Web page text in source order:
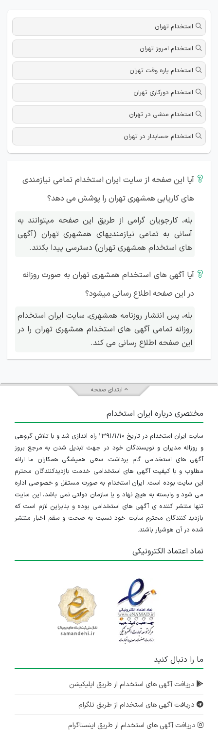
استخدام تهران
استخدام امروز تهران
استخدام پاره وقت تهران
استخدام دورکاری تهران
استخدام منشی در تهران
استخدام حسابدار در تهران
آیا این صفحه از سایت ایران استخدام تمامی نیازمندی
های کاریابی همشهری تهران را پوشش می دهد؟
بله، کارجویان گرامی از طریق این صفحه میتوانند به
آسانی به تمامی نیازمندیهای همشهری تهران (آگهی
های استخدام همشهری تهران) دسترسی پیدا بکنند.
آیا آگهی های استخدام همشهری تهران به صورت روزانه
در این صفحه اطلاع رسانی میشود؟
بله، پس انتشار روزنامه همشهری، سایت ایران استخدام
روزانه تمامی آگهی های استخدام همشهری تهران را در
این صفحه اطلاع رسانی می کند.
ابتدای صفحه
مختصری درباره ایران استخدام
سایت ایران استخدام در تاریخ ۱۳۹۱/۱/۱۰ راه اندازی شد و با تلاش گروهی
و روزانه مدیران و نویسندگان خود در جهت تبدیل شدن به مرجع بروز
آگهی های استخدامی گام برداشت. سعی همیشگی همکاران ما ارائه
مطلوب و با کیفیت آگهی های استخدامی خدمت بازدیدکنندگان محترم
این سایت بوده است. ایران استخدام به صورت مستقل و خصوصی اداره
می شود و وابسته به هیچ نهاد و یا سازمان دولتی نمی باشد، این سایت
تنها منتشر کننده ی آگهی های استخدامی بوده و بنابراین لازم است که
بازدید کنندگان محترم سایت خود نسبت به صحت و سقم اخبار منتشر
شده در آن هوشیار باشند.
نماد اعتماد الکترونیکی
ما را دنبال کنید
دریافت آگهی های استخدام از طریق اپلیکیشن
دریافت آگهی های استخدام از طریق تلگرام
دریافت آگهی های استخدام از طریق اینستاگرام